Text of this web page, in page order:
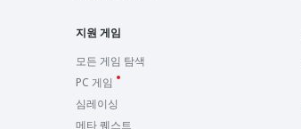
지원 게임
모든 게임 탐색
PC 게임
심레이싱
메타 퀘스트